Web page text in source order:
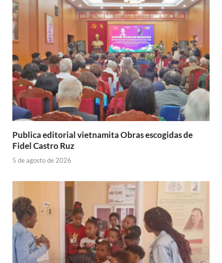
Publica editorial vietnamita Obras escogidas de
Fidel Castro Ruz
5 de agosto de 2026